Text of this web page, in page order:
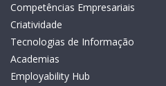
Competências Empresariais
Criatividade
Tecnologias de Informação
Academias
Employability Hub